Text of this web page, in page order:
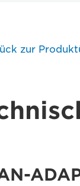
zur